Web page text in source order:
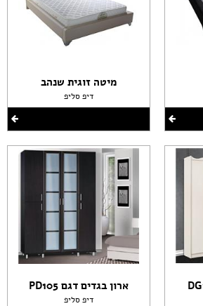
מיטה זוגית שנהב
דיפ סליפ
ארון בגדים דגם PD105
דיפ סליפ